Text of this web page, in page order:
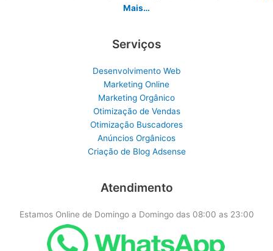
Mais…
Serviços
Desenvolvimento Web
Marketing Online
Marketing Orgânico
Otimização de Vendas
Otimização Buscadores
Anúncios Orgânicos
Criação de Blog Adsense
Atendimento
Estamos Online de Domingo a Domingo das 08:00 as 23:00